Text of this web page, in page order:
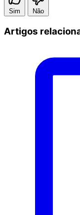
Sim Não
Artigos